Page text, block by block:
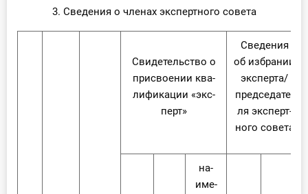
3. Сведения о членах экспертного совета
Сви­де­тель­ство о
при­сво­е­нии ква­
ли­фи­ка­ции «экс­
перт»
Све­де­ния
об из­бра­нии
экс­пер­та/
пред­се­да­те­
ля экс­перт­
но­го со­ве­та
на­
име­